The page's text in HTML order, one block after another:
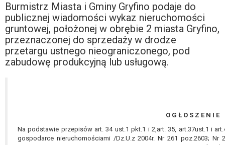
Burmistrz Miasta i Gminy Gryfino podaje do
publicznej wiadomości wykaz nieruchomości
gruntowej, położonej w obrębie 2 miasta Gryfino,
przeznaczonej do sprzedaży w drodze
przetargu ustnego nieograniczonego, pod
zabudowę produkcyjną lub usługową.
O G Ł O S Z E N I E
Na podstawie przepisów art. 34 ust.1 pkt.1 i 2,art. 35, art.37ust.1 i
gospodarce nieruchomościami /Dz.U.z 2004r. Nr 261 poz.2603; Nr